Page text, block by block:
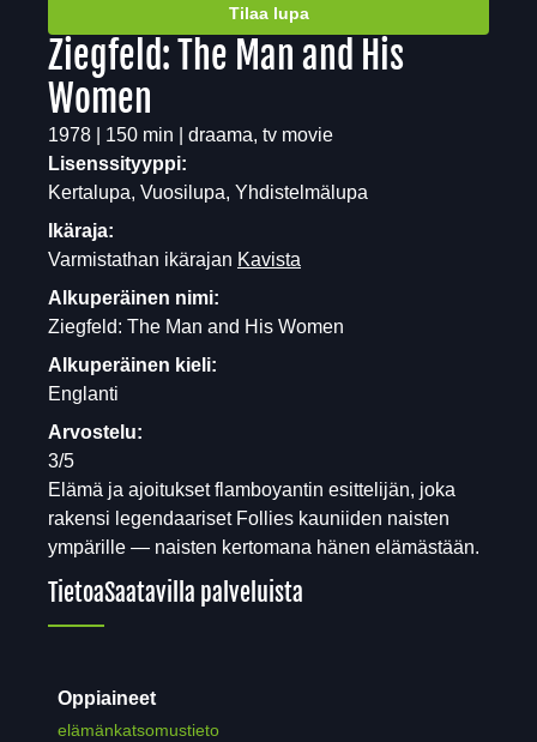
Tilaa lupa
Ziegfeld: The Man and His
Women
1978 | 150 min | draama, tv movie
Lisenssityyppi:
Kertalupa, Vuosilupa, Yhdistelmälupa
Ikäraja:
Varmistathan ikärajan Kavista
Alkuperäinen nimi:
Ziegfeld: The Man and His Women
Alkuperäinen kieli:
Englanti
Arvostelu:
3/5
Elämä ja ajoitukset flamboyantin esittelijän, joka
rakensi legendaariset Follies kauniiden naisten
ympärille — naisten kertomana hänen elämästään.
TietoaSaatavilla palveluista
Oppiaineet
elämänkatsomustieto